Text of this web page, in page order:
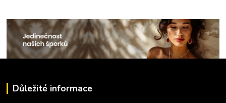
Důležité informace